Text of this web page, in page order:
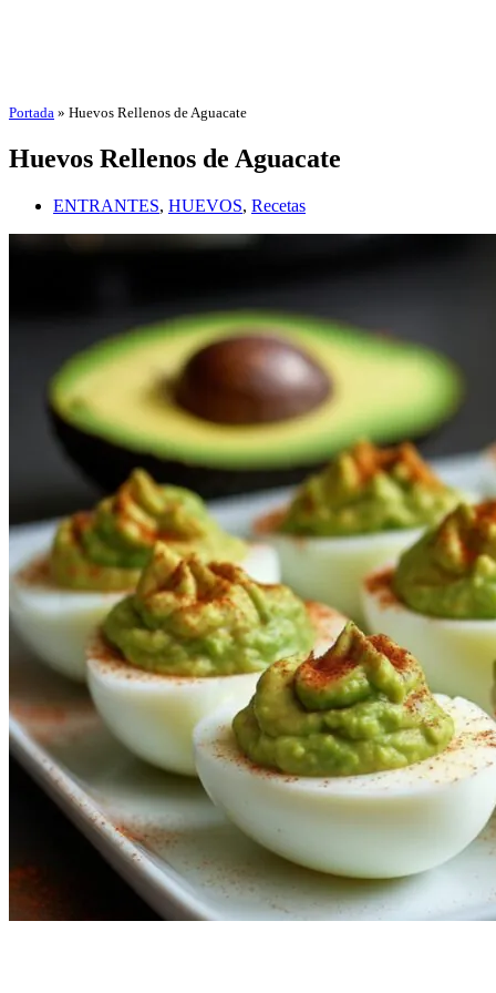
Portada » Huevos Rellenos de Aguacate
Huevos Rellenos de Aguacate
ENTRANTES, HUEVOS, Recetas